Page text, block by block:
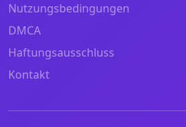
Nutzungsbedingungen
DMCA
Haftungsausschluss
Kontakt